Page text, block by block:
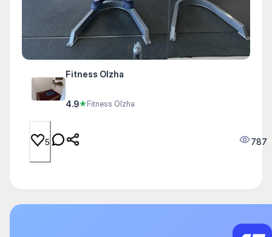
Fitness Olzha
4.9★Fitness Olzha
5 787